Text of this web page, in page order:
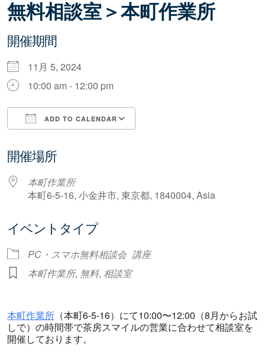
無料相談室＞本町作業所
開催期間
11月 5, 2024
10:00 am - 12:00 pm
ADD TO CALENDAR
開催場所
本町作業所
本町6-5-16, 小金井市, 東京都, 1840004, Asia
イベントタイプ
PC・スマホ無料相談会 講座
本町作業所, 無料, 相談室
本町作業所 （本町6-5-16）にて10:00〜12:00（8月からお試
しで）の時間帯で茶房スマイルの営業に合わせて相談室を
開催しております。